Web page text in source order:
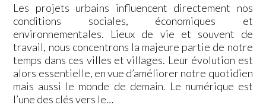
Les projets urbains influencent directement nos
conditions sociales, économiques et
environnementales. Lieux de vie et souvent de
travail, nous concentrons la majeure partie de notre
temps dans ces villes et villages. Leur évolution est
alors essentielle, en vue d’améliorer notre quotidien
mais aussi le monde de demain. Le numérique est
l’une des clés vers le…